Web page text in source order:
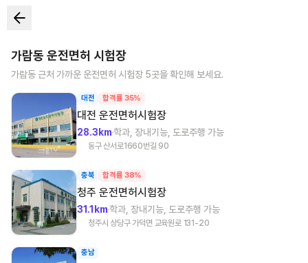
가람동 운전면허 시험장
가람동 근처 가까운 운전면허 시험장 5곳을 확인해 보세요.
대전 합격률 35%
대전 운전면허시험장
28.3km학과, 장내기능, 도로주행 가능
동구 산서로1660번길 90
충북 합격률 38%
청주 운전면허시험장
31.1km학과, 장내기능, 도로주행 가능
청주시 상당구 가덕면 교육원로 131-20
충남